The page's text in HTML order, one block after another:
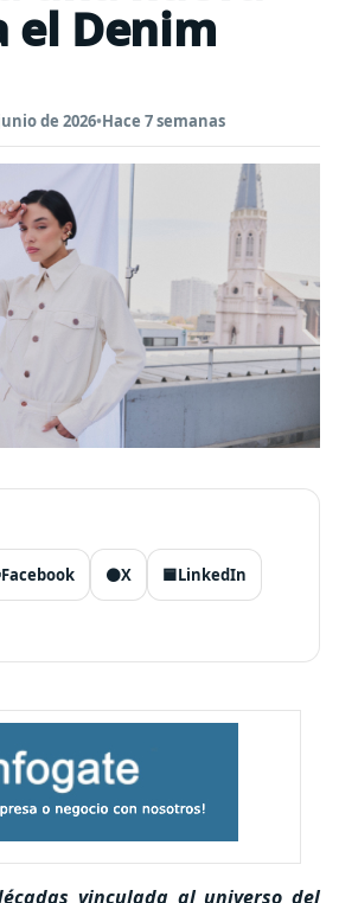
el Denim
de 2026•Hace 7 semanas
Facebook ⚫X 🟦LinkedIn
vinculada al universo del